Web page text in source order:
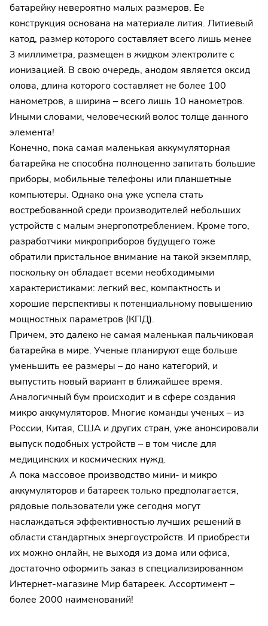
батарейку невероятно малых размеров. Ее
конструкция основана на материале лития. Литиевый
катод, размер которого составляет всего лишь менее
3 миллиметра, размещен в жидком электролите с
ионизацией. В свою очередь, анодом является оксид
олова, длина которого составляет не более 100
нанометров, а ширина – всего лишь 10 нанометров.
Иными словами, человеческий волос толще данного
элемента!
Конечно, пока самая маленькая аккумуляторная
батарейка не способна полноценно запитать большие
приборы, мобильные телефоны или планшетные
компьютеры. Однако она уже успела стать
востребованной среди производителей небольших
устройств с малым энергопотреблением. Кроме того,
разработчики микроприборов будущего тоже
обратили пристальное внимание на такой экземпляр,
поскольку он обладает всеми необходимыми
характеристиками: легкий вес, компактность и
хорошие перспективы к потенциальному повышению
мощностных параметров (КПД).
Причем, это далеко не самая маленькая пальчиковая
батарейка в мире. Ученые планируют еще больше
уменьшить ее размеры – до нано категорий, и
выпустить новый вариант в ближайшее время.
Аналогичный бум происходит и в сфере создания
микро аккумуляторов. Многие команды ученых – из
России, Китая, США и других стран, уже анонсировали
выпуск подобных устройств – в том числе для
медицинских и космических нужд.
А пока массовое производство мини- и микро
аккумуляторов и батареек только предполагается,
рядовые пользователи уже сегодня могут
наслаждаться эффективностью лучших решений в
области стандартных энергоустройств. И приобрести
их можно онлайн, не выходя из дома или офиса,
достаточно оформить заказ в специализированном
Интернет-магазине Мир батареек. Ассортимент –
более 2000 наименований!